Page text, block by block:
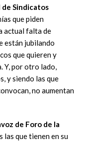
Sindicatos
que piden
actual falta de
están jubilando
que quieren y
Y, por otro lado,
y siendo las que
no aumentan
de Foro de la
las que tienen en su